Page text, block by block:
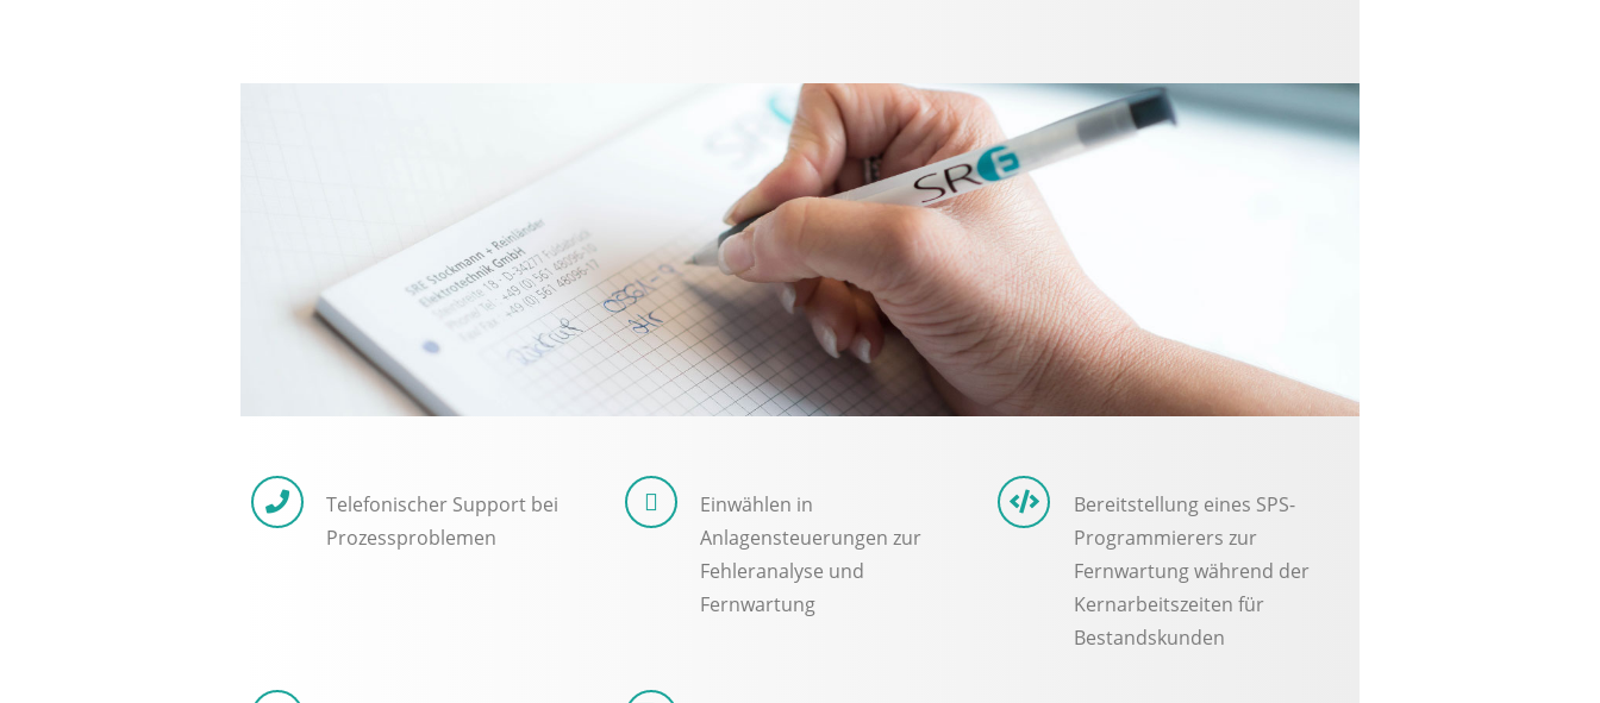
Telefonischer Support bei
Prozessproblemen
Einwählen in
Anlagensteuerungen zur
Fehleranalyse und
Fernwartung
Bereitstellung eines SPS-
Programmierers zur
Fernwartung während der
Kernarbeitszeiten für
Bestandskunden